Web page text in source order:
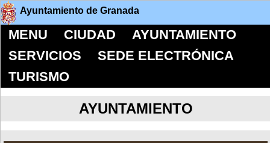
Ayuntamiento de Granada
MENU CIUDAD
AYUNTAMIENTO
SERVICIOS
SEDE ELECTRÓNICA
TURISMO
AYUNTAMIENTO